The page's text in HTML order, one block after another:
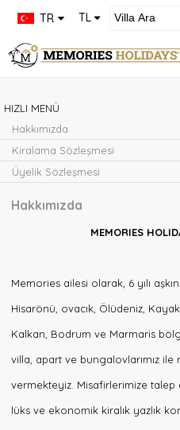
×
Kiralık
Kiralık
Apartlar
Kiralık
Bungolow
Hakkımızda
Ol
/
TR TL
HIZLI MENÜ
Hakkımızda
Kiralama Sözleşmesi
Üyelik Sözleşmesi
Hakkımızda
MEMORIES
Memories ailesi olarak, 6 yılı
Hisarönü, ovacık, Ölüdeniz,
Kalkan, Bodrum ve Marmaris
villa, apart ve bungalovlarımız
vermekteyiz. Misafirlerimize
lüks ve ekonomik kiralık yazlık